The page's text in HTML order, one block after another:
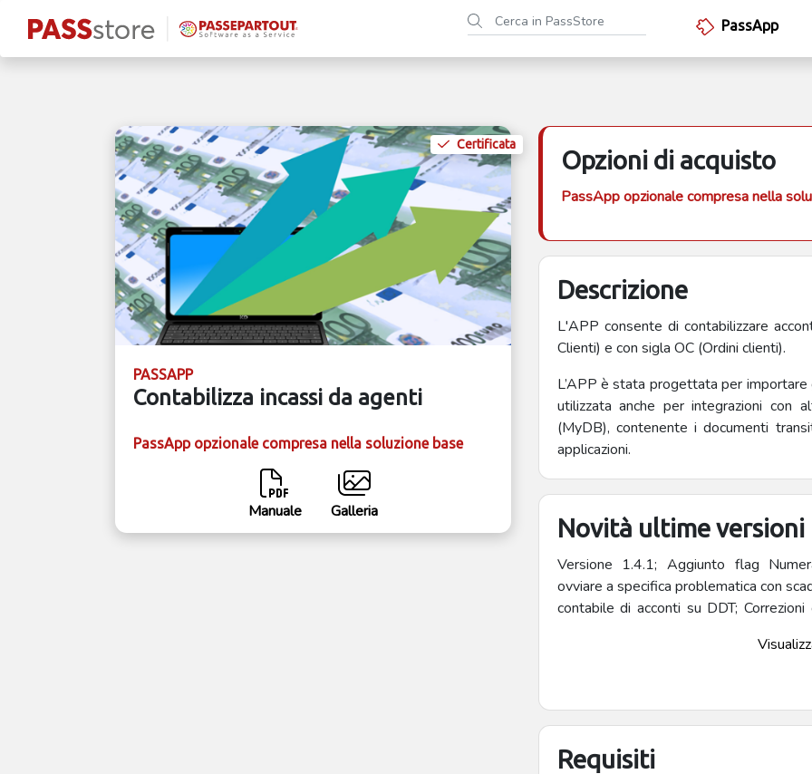
PassApp
Certificata
PASSAPP
Contabilizza incassi da agenti
PassApp opzionale compresa nella soluzione base
Manuale Galleria
Opzioni di acquisto
PassApp opzionale compresa nella
Descrizione
L'APP consente di contabilizzare
Clienti) e con sigla OC (Ordini clienti).
L’APP è stata progettata per
utilizzata anche per integrazioni con
(MyDB), contenente i documenti
applicazioni.
Novità ultime versioni
Versione 1.4.1; Aggiunto flag
ovviare a specifica problematica con
contabile di acconti su DDT;
incassi riscossi con assegni o POS.
alcune combinazioni delle selezioni
su D.d.T / Fatture / Corrispettivi; Principali novità
Requisiti